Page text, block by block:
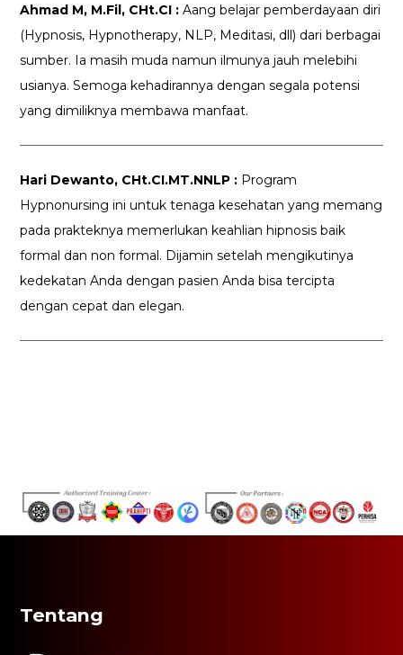
Ahmad M, M.Fil, CHt.CI : Aang belajar pemberdayaan diri
(Hypnosis, Hypnotherapy, NLP, Meditasi, dll) dari berbagai
sumber. Ia masih muda namun ilmunya jauh melebihi
usianya. Semoga kehadirannya dengan segala potensi
yang dimiliknya membawa manfaat.
Hari Dewanto, CHt.CI.MT.NNLP : Program
Hypnonursing ini untuk tenaga kesehatan yang memang
pada prakteknya memerlukan keahlian hipnosis baik
formal dan non formal. Dijamin setelah mengikutinya
kedekatan Anda dengan pasien Anda bisa tercipta
dengan cepat dan elegan.
Tentang